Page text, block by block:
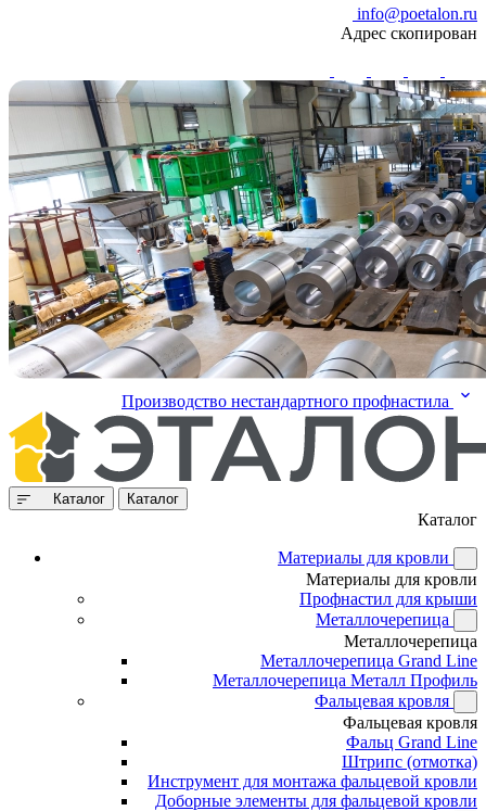
info@poetalon.ru
Адрес скопирован
Производство нестандартного профнастила
Каталог Каталог
Каталог
Материалы для кровли
Материалы для кровли
Профнастил для крыши
Металлочерепица
Металлочерепица
Металлочерепица Grand Line
Металлочерепица Металл Профиль
Фальцевая кровля
Фальцевая кровля
Фальц Grand Line
Штрипс (отмотка)
Инструмент для монтажа фальцевой кровли
Доборные элементы для фальцевой кровли